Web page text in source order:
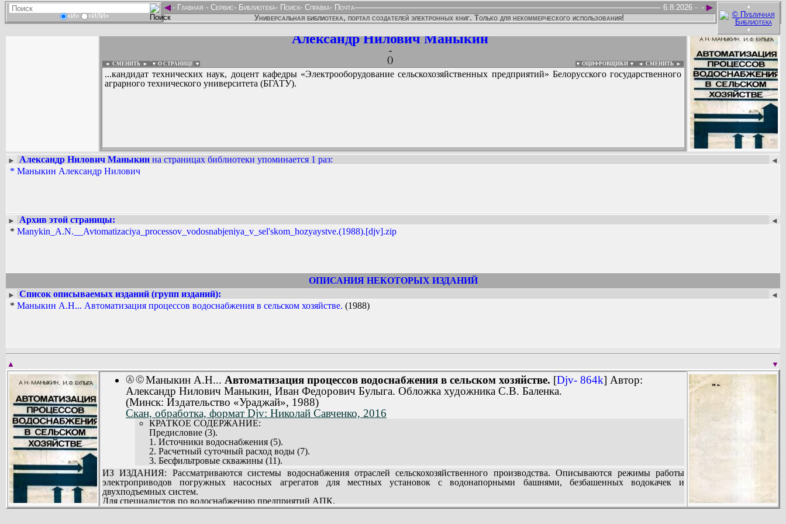
«И» «ИЛИ»
•
•
◄ ►
- Главная - Сервис- Библиотека- Поиск- Справка- Почта -
6.8.2026 -
Универсальная библиотека, портал создателей электронных книг. Только для некоммерческого использования!
Александр Нилович Маныкин
-
()
◄ СМЕНИТЬ ► ▼ О СТРАНИЦЕ ▼ ▼ ОЦИФРОВЩИКИ ▼ ◄ СМЕНИТЬ ►
...кандидат технических наук, доцент кафедры «Электрооборудование сельскохозяйственных предприятий» Белорусского государственного
аграрного технического университета (БГАТУ).
:
Вадим Ершов...
...
► ◄
Александр Нилович Маныкин на страницах библиотеки упоминается 1 раз:
* Маныкин Александр Нилович
► ◄
Архив этой страницы:
* Manykin_A.N.__Avtomatizaciya_processov_vodosnabjeniya_v_sel'skom_hozyaystve.(1988).[djv].zip
ОПИСАНИЯ НЕКОТОРЫХ ИЗДАНИЙ
► ◄
Список описываемых изданий (групп изданий):
* Маныкин А.Н... Автоматизация процессов водоснабжения в сельском хозяйстве. (1988)
▼
▲
Ⓐ Ⓒ Маныкин А.Н... Автоматизация процессов водоснабжения в сельском хозяйстве. [Djv- 864k] Автор:
Александр Нилович Маныкин, Иван Федорович Булыга. Обложка художника С.В. Баленка.
(Минск: Издательство «Ураджай», 1988)
Скан, обработка, формат Djv: Николай Савченко, 2016
КРАТКОЕ СОДЕРЖАНИЕ:
Предисловие (3).
1. Источники водоснабжения (5).
2. Расчетный суточный расход воды (7).
3. Бесфильтровые скважины (11).
4. Регулирование подачи центробежных насосов (17).
5. Водопроводные насосные станции (28).
6. Совершенствование средств и систем управления насосными агрегатами водоснабжения (60).
Заключение (70).
Литература (71).
ИЗ ИЗДАНИЯ: Рассматриваются системы водоснабжения отраслей сельскохозяйственного производства. Описываются режимы работы
электроприводов погружных насосных агрегатов для местных установок с водонапорными башнями, безбашенных водокачек и
двухподъемных систем.
Для специалистов по водоснабжению предприятий АПК.